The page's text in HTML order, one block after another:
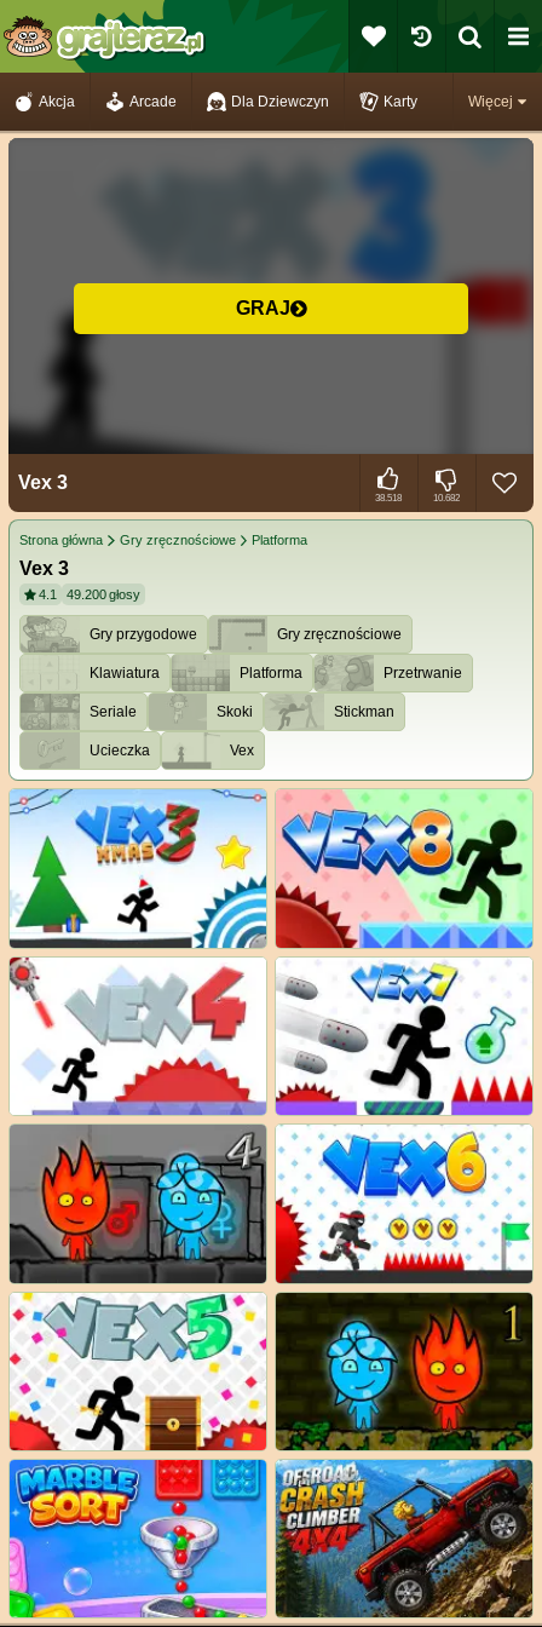
Więcej
Akcja Arcade Dla Dziewczyn Karty
GRAJ
Vex 3
38.518 10.682
Strona główna Gry zręcznościowe Platforma
Vex 3
4.1 49.200głosy
Gry przygodowe Gry zręcznościowe
Klawiatura Platforma Przetrwanie
Seriale Skoki Stickman
Ucieczka Vex